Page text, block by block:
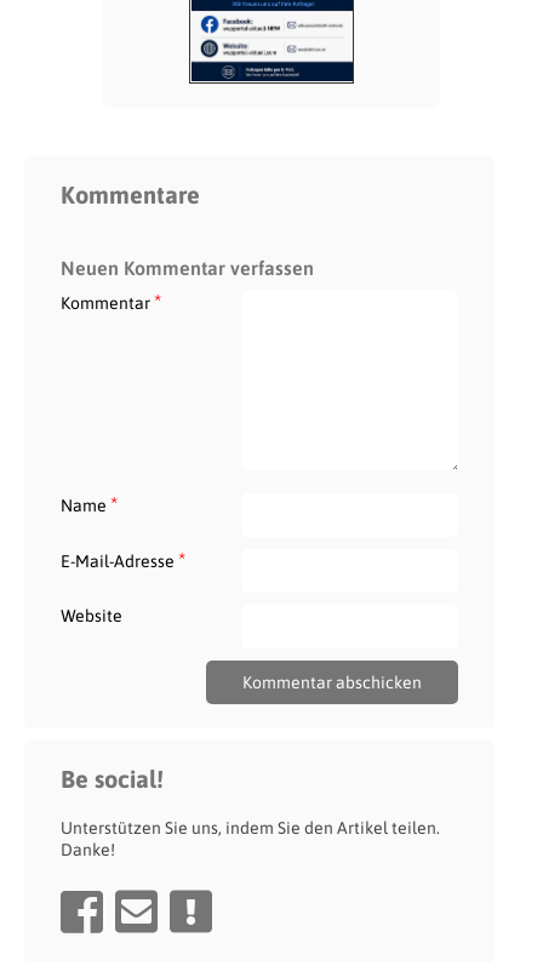
Kommentare
Neuen Kommentar verfassen
Kommentar*
Name *
E-Mail-Adresse *
Website
Be social!
Unterstützen Sie uns, indem Sie den Artikel teilen.
Danke!